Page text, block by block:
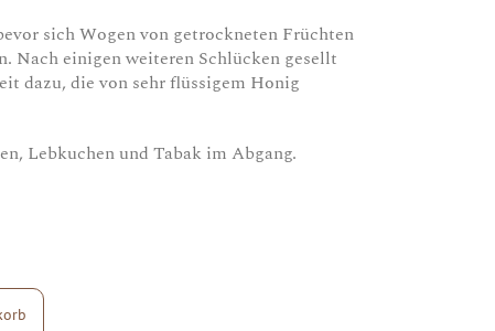
sich Wogen von getrockneten Früchten
Nach einigen weiteren Schlücken gesellt
dazu, die von sehr flüssigem Honig
Lebkuchen und Tabak im Abgang.